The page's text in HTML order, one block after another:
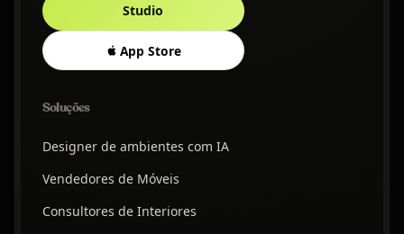
Studio
App Store
Soluções
Designer de ambientes com IA
Vendedores de Móveis
Consultores de Interiores